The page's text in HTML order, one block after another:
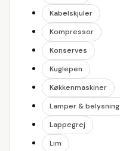
Kabelskjuler
Kompressor
Konserves
Kuglepen
Køkkenmaskiner
Lamper & belysning
Lappegrej
Lim